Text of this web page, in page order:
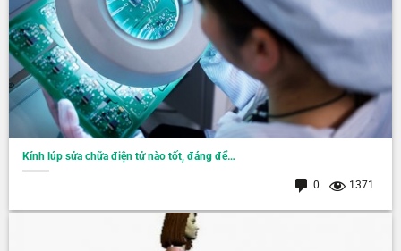
Kính lúp sửa chữa điện tử nào tốt, đáng để…
0 1371